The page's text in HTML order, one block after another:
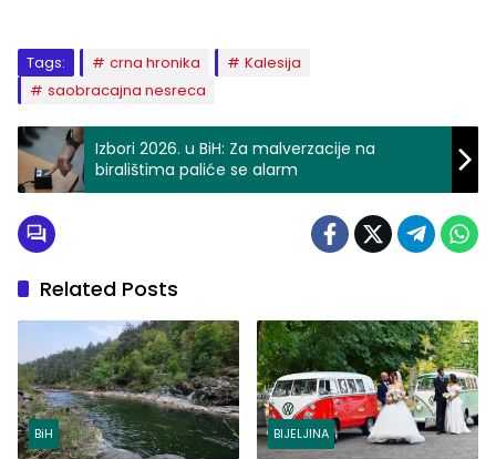
Tags: crna hronika
Kalesija
saobracajna nesreca
Izbori 2026. u BiH: Za malverzacije na
biralištima paliće se alarm
Related Posts
BiH BIJELJINA